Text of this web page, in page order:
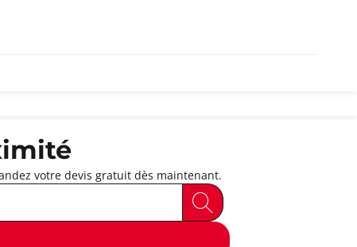
votre devis gratuit dès maintenant.